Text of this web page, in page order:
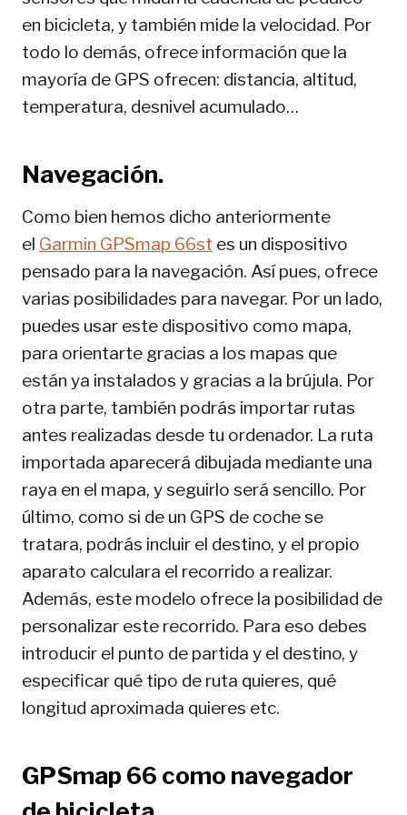
en bicicleta, y también mide la velocidad. Por
todo lo demás, ofrece información que la
mayoría de GPS ofrecen: distancia, altitud,
temperatura, desnivel acumulado…
Navegación.
Como bien hemos dicho anteriormente
el Garmin GPSmap 66st es un dispositivo
pensado para la navegación. Así pues, ofrece
varias posibilidades para navegar. Por un lado,
puedes usar este dispositivo como mapa,
para orientarte gracias a los mapas que
están ya instalados y gracias a la brújula. Por
otra parte, también podrás importar rutas
antes realizadas desde tu ordenador. La ruta
importada aparecerá dibujada mediante una
raya en el mapa, y seguirlo será sencillo. Por
último, como si de un GPS de coche se
tratara, podrás incluir el destino, y el propio
aparato calculara el recorrido a realizar.
Además, este modelo ofrece la posibilidad de
personalizar este recorrido. Para eso debes
introducir el punto de partida y el destino, y
especificar qué tipo de ruta quieres, qué
longitud aproximada quieres etc.
GPSmap 66 como navegador